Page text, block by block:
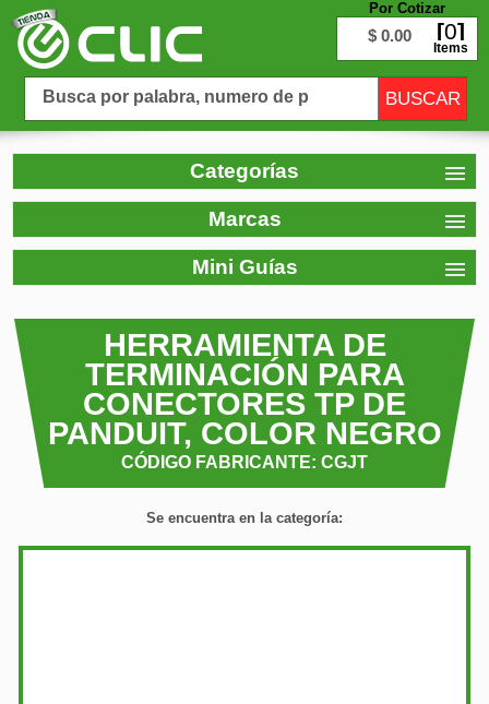
Por Cotizar
$ 0.00 0
Items
Categorías
Marcas
Mini Guías
HERRAMIENTA DE
TERMINACIÓN PARA
CONECTORES TP DE
PANDUIT, COLOR NEGRO
CÓDIGO FABRICANTE: CGJT
Se encuentra en la categoría: